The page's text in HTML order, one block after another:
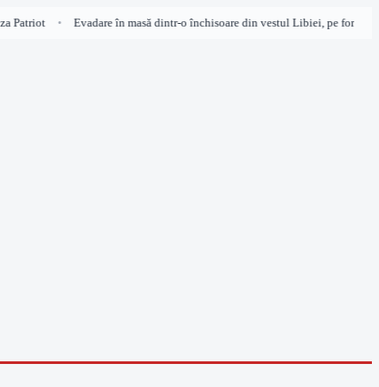
• Evadare în masă dintr-o închisoare din vestul Libiei, pe fondul